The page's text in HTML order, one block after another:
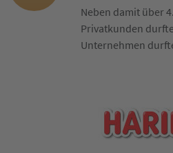
Neben damit über
Privatkunden
Unternehmen